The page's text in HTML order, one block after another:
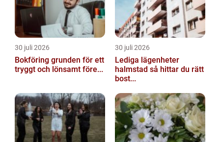
30 juli 2026
Bokföring grunden för ett
tryggt och lönsamt före...
30 juli 2026
Lediga lägenheter
halmstad så hittar du rätt
bost...